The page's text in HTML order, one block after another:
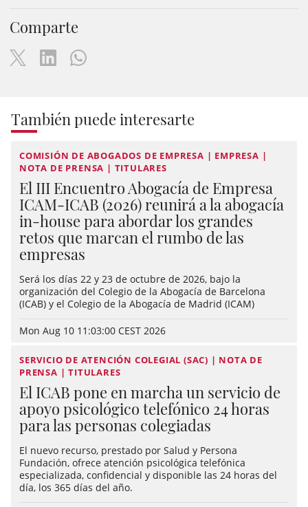
Comparte
También puede interesarte
COMISIÓN DE ABOGADOS DE EMPRESA | EMPRESA |
NOTA DE PRENSA | TITULARES
El III Encuentro Abogacía de Empresa
ICAM-ICAB (2026) reunirá a la abogacía
in-house para abordar los grandes
retos que marcan el rumbo de las
empresas
Será los días 22 y 23 de octubre de 2026, bajo la
organización del Colegio de la Abogacía de Barcelona
(ICAB) y el Colegio de la Abogacía de Madrid (ICAM)
Mon Aug 10 11:03:00 CEST 2026
SERVICIO DE ATENCIÓN COLEGIAL (SAC) | NOTA DE
PRENSA | TITULARES
El ICAB pone en marcha un servicio de
apoyo psicológico telefónico 24 horas
para las personas colegiadas
El nuevo recurso, prestado por Salud y Persona
Fundación, ofrece atención psicológica telefónica
especializada, confidencial y disponible las 24 horas del
día, los 365 días del año.